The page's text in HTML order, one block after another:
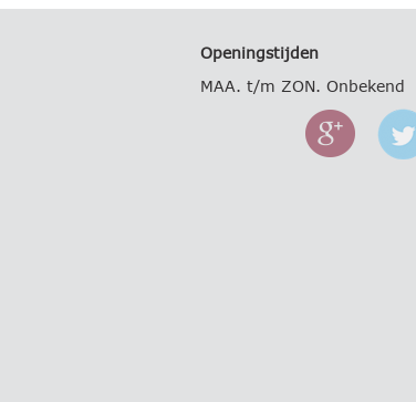
Openingstijden
MAA. t/m ZON. Onbekend